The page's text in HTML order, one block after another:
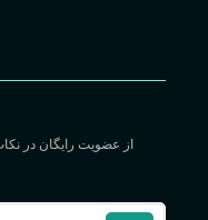
از عضویت رایگان در